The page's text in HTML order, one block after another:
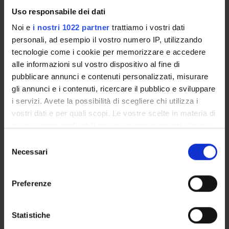
Uso responsabile dei dati
Noi e i nostri 1022 partner trattiamo i vostri dati
personali, ad esempio il vostro numero IP, utilizzando
tecnologie come i cookie per memorizzare e accedere
alle informazioni sul vostro dispositivo al fine di
pubblicare annunci e contenuti personalizzati, misurare
gli annunci e i contenuti, ricercare il pubblico e sviluppare
i servizi. Avete la possibilità di scegliere chi utilizza i
vostri dati e per quali scopi. Le vostre scelte in materia di
modificare o revocare il proprio consenso in qualsiasi
momento dalla Dichiarazione sui cookie o facendo clic
raccogliere informazioni sulla tua posizione
geografica, con un'approssimazione di qualche
delNecessari
Preferenze
Statistiche
Nicola Bombieri
Professore ordinario
Carlo Combi
Professore ordinario
Rosalba Giugno
Professore ordinario
University of Eastern Finland, Finland
University of Eastern Finland, Finland
University of Umeå, Sweden